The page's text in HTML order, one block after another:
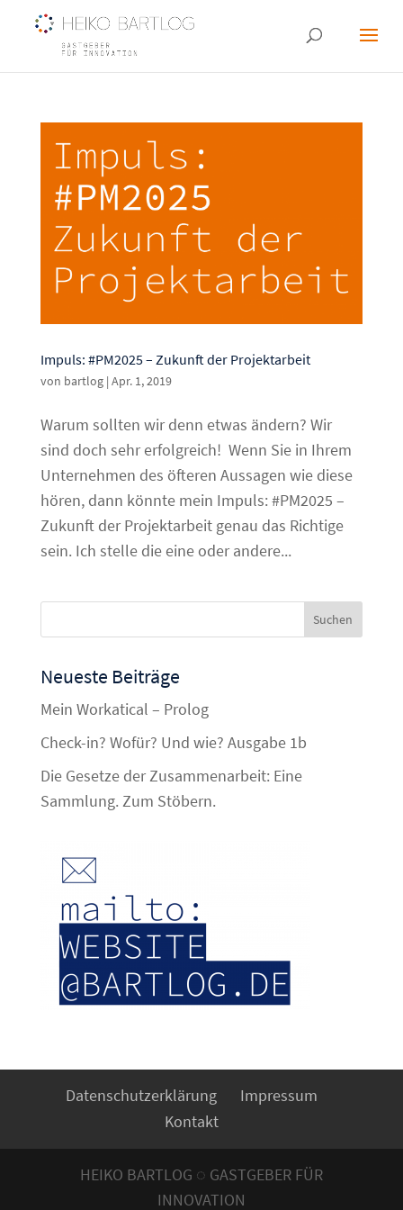
Impuls: #PM2025 – Zukunft der Projektarbeit
von bartlog| Apr. 1, 2019
Warum sollten wir denn etwas ändern? Wir
sind doch sehr erfolgreich! Wenn Sie in Ihrem
Unternehmen des öfteren Aussagen wie diese
hören, dann könnte mein Impuls: #PM2025 –
Zukunft der Projektarbeit genau das Richtige
sein. Ich stelle die eine oder andere...
Neueste Beiträge
Mein Workatical – Prolog
Check-in? Wofür? Und wie? Ausgabe 1b
Die Gesetze der Zusammenarbeit: Eine
Sammlung. Zum Stöbern.
Datenschutzerklärung
Impressum
Kontakt
HEIKO BARTLOG ◌ GASTGEBER FÜR
INNOVATION